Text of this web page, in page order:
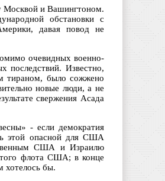
Москвой и Вашингтоном.
обстановки с
давая повод не
очевидных военно-
последствий. Известно,
тираном, было сожжено
новые люди, а не
свержения Асада
- если демократия
этой опасной для США
США и Израилю
флота США; в конце
хотелось бы.